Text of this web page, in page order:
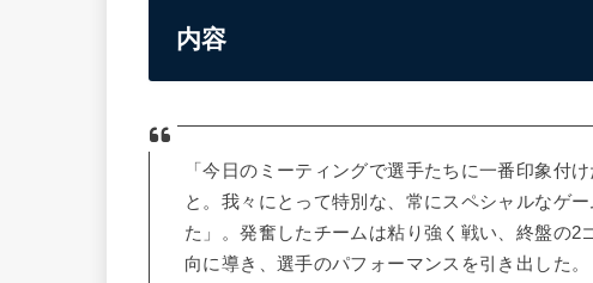
内容
「今日のミーティングで選手たちに一番印象付
と。我々にとって特別な、常にスペシャルなゲ
た」。発奮したチームは粘り強く戦い、終盤の
向に導き、選手のパフォーマンスを引き出した